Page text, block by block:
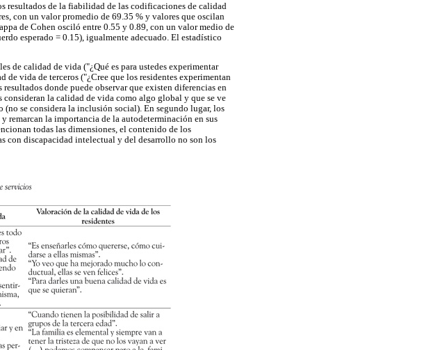
resultados de la fiabilidad de las codificaciones de calidad
con un valor promedio de 69.35 % y valores que oscilan
de Cohen osciló entre 0.55 y 0.89, con un valor medio de
esperado = 0.15), igualmente adecuado. El estadístico
de calidad de vida ("¿Qué es para ustedes experimentar
vida de terceros ("¿Cree que los residentes experimentan
resultados donde puede observar que existen diferencias en
consideran la calidad de vida como algo global y que se ve
se considera la inclusión social). En segundo lugar, los
remarcan la importancia de la autodeterminación en sus
todas las dimensiones, el contenido de los
con discapacidad intelectual y del desarrollo no son los